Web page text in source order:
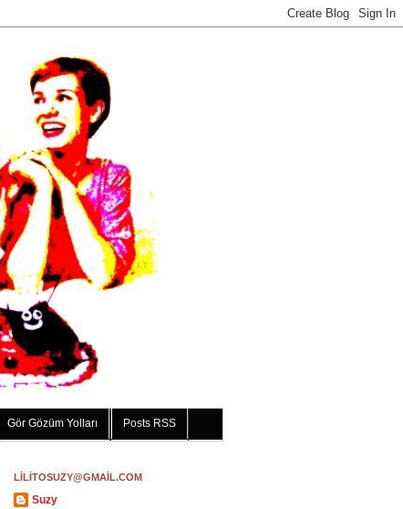
Gör Gözüm Yolları Posts RSS
LİLİTOSUZY@GMAİL.COM
Suzy